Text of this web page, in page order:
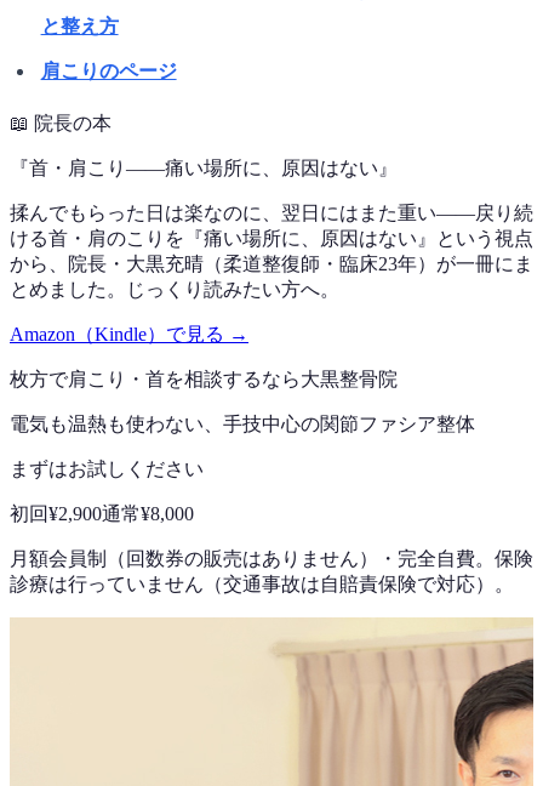
と整え方
肩こりのページ
📖 院長の本
『首・肩こり——痛い場所に、原因はない 』
揉んでもらった日は楽なのに、翌日にはまた重い——戻り続
ける首・肩のこりを『痛い場所に、原因はない』という視点
から、院長・大黒充晴（柔道整復師・臨床23年）が一冊にま
とめました。じっくり読みたい方へ。
Amazon（Kindle）で見る →
枚方で肩こり・首を相談するなら大黒整骨院
電気も温熱も使わない、手技中心の関節ファシア整体
まずはお試しください
初回¥2,900通常¥8,000
月額会員制（回数券の販売はありません） ・ 完全自費。保険
診療は行っていません（交通事故は自賠責保険で対応）。